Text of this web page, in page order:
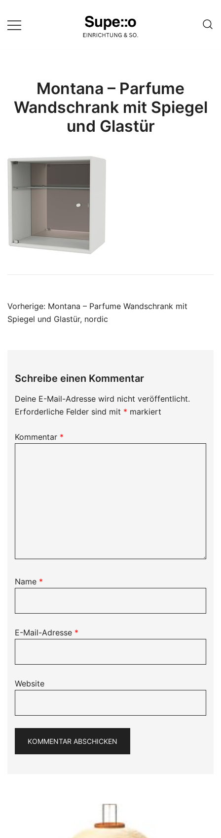
zum
Inhalt
einer Website
Montana – Parfume
Wandschrank mit Spiegel
und Glastür
Beitragsnavigation
Vorherige: Montana – Parfume Wandschrank mit
Spiegel und Glastür, nordic
Schreibe einen Kommentar
Deine E-Mail-Adresse wird nicht veröffentlicht.
Erforderliche Felder sind mit * markiert
Kommentar *
Name *
E-Mail-Adresse *
Website